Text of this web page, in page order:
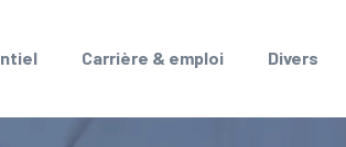
Carrière & emploi Divers